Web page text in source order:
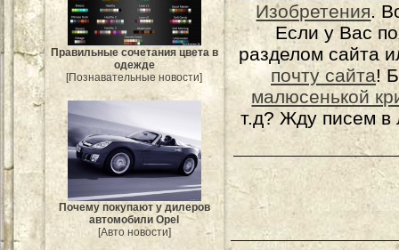
Правильные сочетания цвета в
одежде
[Познавательные новости]
Почему покупают у дилеров
автомобили Opel
[Авто новости]
Изобретения.
Если у Вас
разделом сайта
почту сайта!
малюсенькой
т.д? Жду писем в